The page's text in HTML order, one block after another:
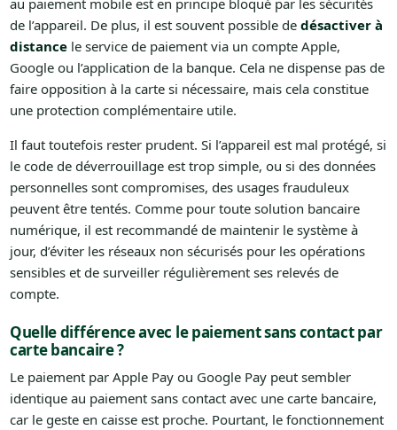
au paiement mobile est en principe bloqué par les sécurités
de l’appareil. De plus, il est souvent possible de désactiver à
distancele service de paiement via un compte Apple,
Google ou l’application de la banque. Cela ne dispense pas de
faire opposition à la carte si nécessaire, mais cela constitue
une protection complémentaire utile.
Il faut toutefois rester prudent. Si l’appareil est mal protégé, si
le code de déverrouillage est trop simple, ou si des données
personnelles sont compromises, des usages frauduleux
peuvent être tentés. Comme pour toute solution bancaire
numérique, il est recommandé de maintenir le système à
jour, d’éviter les réseaux non sécurisés pour les opérations
sensibles et de surveiller régulièrement ses relevés de
compte.
Quelle différence avec le paiement sans contact par
carte bancaire ?
Le paiement par Apple Pay ou Google Pay peut sembler
identique au paiement sans contact avec une carte bancaire,
car le geste en caisse est proche. Pourtant, le fonctionnement